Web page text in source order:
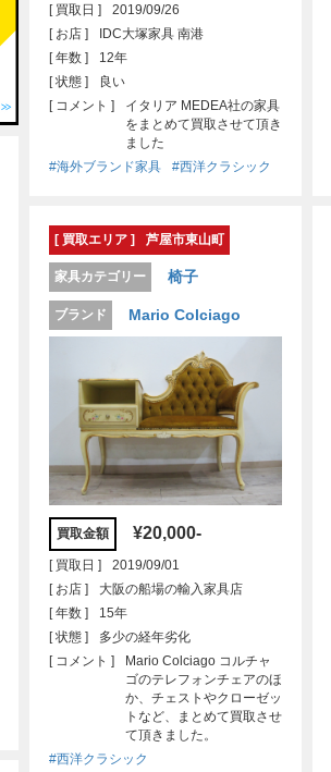
[ 買取日 ]
2019/09/26
[ お店 ]
IDC大塚家具 南港
[ 年数 ]
12年
[ 状態 ]
良い
[ コメント ]
イタリア MEDEA社の家具
をまとめて買取させて頂き
ました
#海外ブランド家具
#西洋クラシック
[ 買取エリア ] 芦屋市東山町
家具カテゴリー 椅子
ブランド Mario Colciago
買取金額 ¥20,000-
[ 買取日 ]
2019/09/01
[ お店 ]
大阪の船場の輸入家具店
[ 年数 ]
15年
[ 状態 ]
多少の経年劣化
[ コメント ]
Mario Colciago コルチャ
ゴのテレフォンチェアのほ
か、チェストやクローゼッ
トなど、まとめて買取させ
て頂きました。
#西洋クラシック